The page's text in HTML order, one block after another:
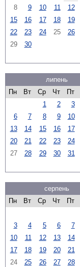
8
9 10 11 12
15
16 17 18 19
22
23 24 25 26
29
30
липень
Пн
Вт Ср Чт Пт
1
2 3
6
7 8 9 10
13
14 15 16 17
20
21 22 23 24
27
28 29 30 31
серпень
Пн
Вт Ср Чт Пт
3
4 5 6 7
10
11 12 13 14
17
18 19 20 21
24
25 26 27 28